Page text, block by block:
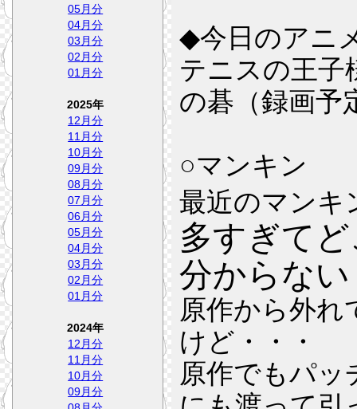
◆今日のアニ
テニスの王子
の碁（録画
○マンキン
最近のマンキ
多すぎて
分からな
原作から外
けど・・・
原作でもパッ
05月分
04月分
03月分
02月分
01月分
2025年
12月分
11月分
10月分
09月分
08月分
07月分
06月分
05月分
04月分
03月分
02月分
01月分
2024年
12月分
11月分
10月分
09月分